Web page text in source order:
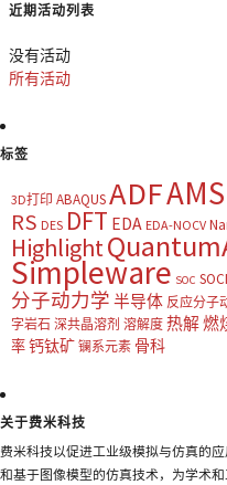
近期活动列表
没有活动
所有活动
标签
3D打印 ABAQUSADFAMS
RS DES DFT EDA EDA-NOCV
Highlight
Simpleware SOC
分子动力学 半导体 反应分子
字岩石 深共晶溶剂 溶解度 热解燃
率钙钛矿 镧系元素 骨科
关于费米科技
费米科技以促进工业级模拟与仿真的
和基于图像模型的仿真技术，为学术